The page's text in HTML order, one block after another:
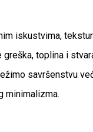
iskustvima,
toplina i
savršenstvu
minimalizma.